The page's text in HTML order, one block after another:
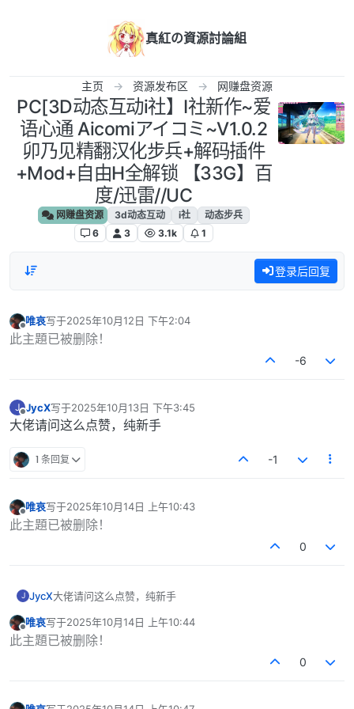
真紅の資源討論組
主页 资源发布区 网赚盘资源
PC[3D动态互动i社】I社新作~爱
语心通 Aicomiアイコミ~V1.0.2
卯乃见精翻汉化步兵+解码插件
+Mod+自由H全解锁 【33G】百
度/迅雷//UC
网赚盘资源 3d动态互动 i社
动态步兵
6
3 3.1k 1
登录后回复
离线
唯哀写于2025年10月12日 下午2:04
最后由 编辑
此主題已被删除！
-6
J
离线
JycX写于2025年10月13日 下午3:45
最后由 编辑
大佬请问这么点赞，纯新手
1 条回复 -1
离线
唯哀写于2025年10月14日 上午10:43
最后由 编辑
此主題已被删除！
0
J JycX大佬请问这么点赞，纯新手
离线
唯哀写于2025年10月14日 上午10:44
最后由 编辑
此主題已被删除！
0